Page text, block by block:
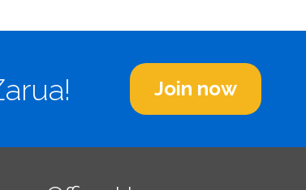
Join now